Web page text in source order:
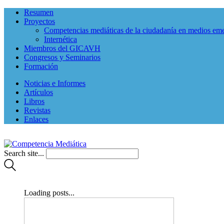
Resumen
Proyectos
Competencias mediáticas de la ciudadanía en medios
Internética
Miembros del GICAVH
Congresos y Seminarios
Formación
Noticias e Informes
Artículos
Libros
Revistas
Enlaces
Search site...
Loading posts...